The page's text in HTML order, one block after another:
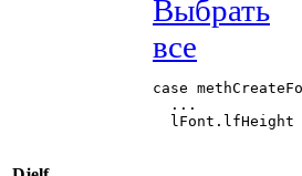
case
...
lFont.lfHeight =